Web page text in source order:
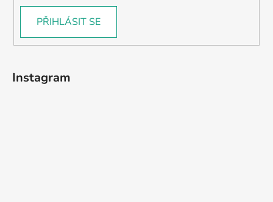
PŘIHLÁSIT SE
Instagram